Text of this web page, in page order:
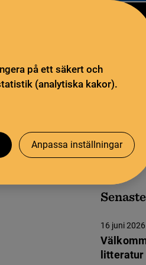
på ett säkert och
(analytiska kakor).
Anpassa inställningar
litteratur
16 juni 2026